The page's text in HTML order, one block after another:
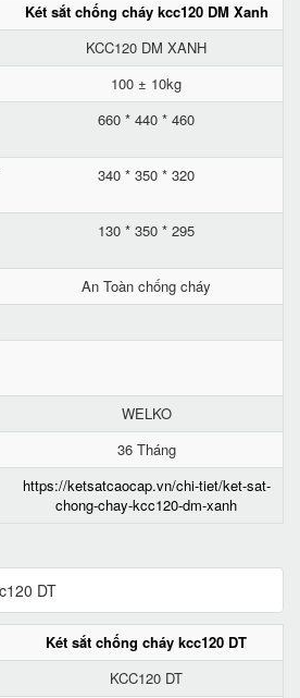
Két sắt chống cháy kcc120 DM Xanh
KCC120 DM XANH
100 ± 10kg
660 * 440 * 460
340 * 350 * 320
130 * 350 * 295
An Toàn chống cháy
WELKO
36 Tháng
https://ketsatcaocap.vn/chi-tiet/ket-sat-
chong-chay-kcc120-dm-xanh
Két sắt chống cháy kcc120 DT
KCC120 DT